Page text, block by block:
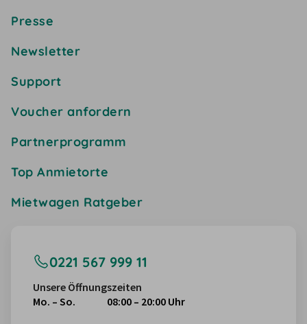
Presse
Newsletter
Support
Voucher anfordern
Partnerprogramm
Top Anmietorte
Mietwagen Ratgeber
0221 567 999 11
Unsere Öffnungszeiten
Mo. – So.
08:00 – 20:00 Uhr